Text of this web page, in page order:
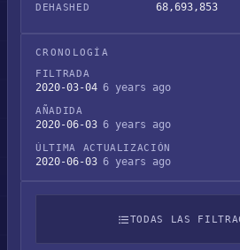
DEHASHED 68,693,853
CRONOLOGÍA
FILTRADA
2020-03-04 6 years ago
AÑADIDA
2020-06-03 6 years ago
ÚLTIMA ACTUALIZACIÓN
2020-06-03 6 years ago
TODAS LAS